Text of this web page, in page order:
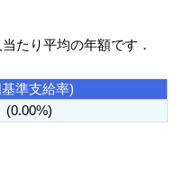
たり平均の年額です．
準支給率)
(0.00%)